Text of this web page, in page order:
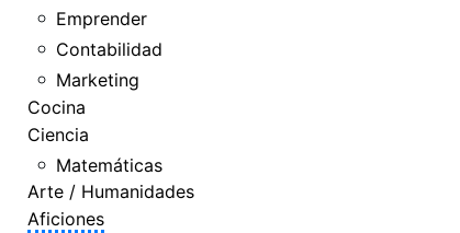
Emprender
Contabilidad
Marketing
Cocina
Ciencia
Matemáticas
Arte / Humanidades
Aficiones